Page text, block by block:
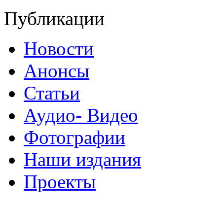
Публикации
Новости
Анонсы
Статьи
Аудио- Видео
Фотографии
Наши издания
Проекты